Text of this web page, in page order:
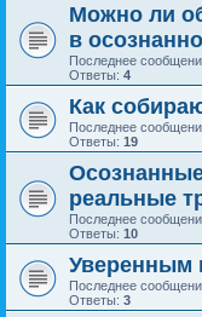
Можно ли
в
Последнее
Ответы: 4
Как
Последнее
Ответы: 19
реальные
Последнее
Ответы: 10
Уверенным
Последнее
Ответы: 3